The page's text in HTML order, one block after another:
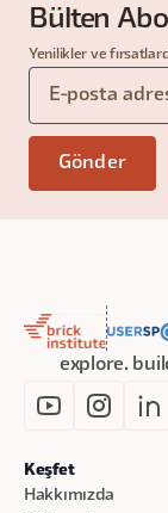
Bülten
Yenilikler ve
explore.
Keşfet
Hakkımızda